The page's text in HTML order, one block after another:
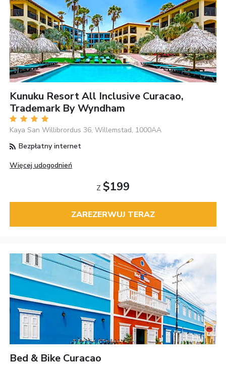
Kunuku Resort All Inclusive Curacao,
Trademark By Wyndham
Kaya San Willibrordus 36, Willemstad, 1000AA
Bezpłatny internet
Więcej udogodnień
Z $199
ZAREZERWUJ TERAZ
Bed & Bike Curacao